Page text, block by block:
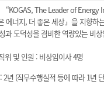
“KOGAS, The Leader of Energy
에너지, 더 좋은 세상』을 지향하
과 도덕성을 겸비한 역량있는 비
위 및 인원 : 비상임이사 4명
2년 (직무수행실적 등에 따라 1년